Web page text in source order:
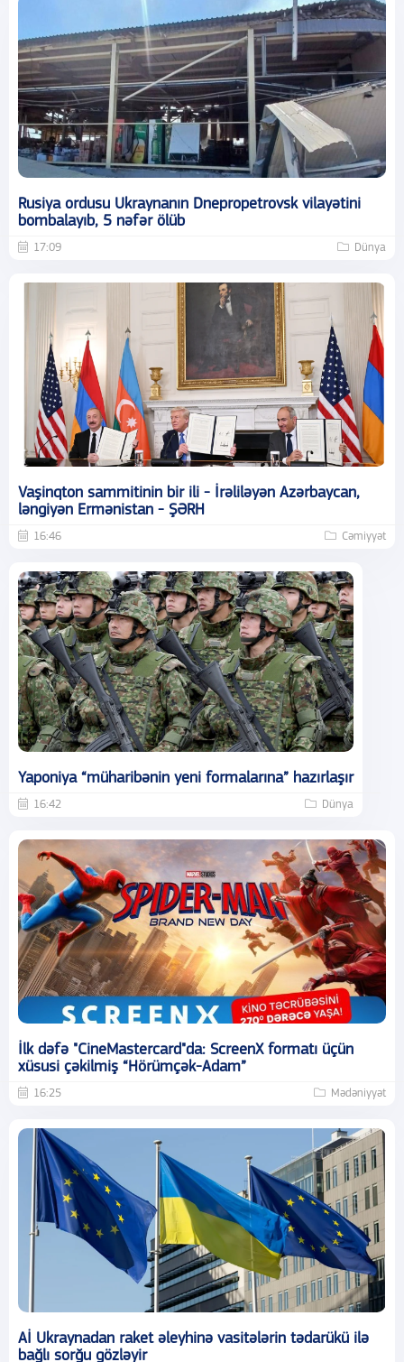
Rusiya ordusu Ukraynanın Dnepropetrovsk vilayətini
bombalayıb, 5 nəfər ölüb
17:09 Dünya
Vaşinqton sammitinin bir ili - İrəliləyən Azərbaycan,
ləngiyən Ermənistan - ŞƏRH
16:46 Cəmiyyət
Yaponiya “müharibənin yeni formalarına” hazırlaşır
16:42 Dünya
İlk dəfə "CineMastercard"da: ScreenX formatı üçün
xüsusi çəkilmiş “Hörümçək-Adam”
16:25 Mədəniyyət
Aİ Ukraynadan raket əleyhinə vasitələrin tədarükü ilə
bağlı sorğu gözləyir